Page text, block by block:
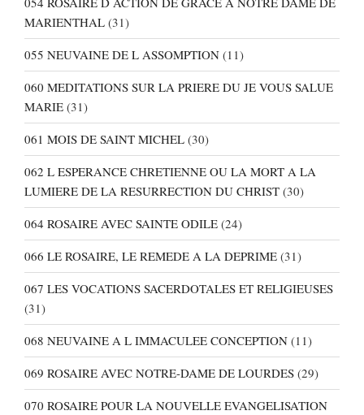
MARIENTHAL (31)
055 NEUVAINE DE L ASSOMPTION (11)
060 MEDITATIONS SUR LA PRIERE DU JE VOUS SALUE
MARIE (31)
061 MOIS DE SAINT MICHEL (30)
062 L ESPERANCE CHRETIENNE OU LA MORT A LA
LUMIERE DE LA RESURRECTION DU CHRIST (30)
064 ROSAIRE AVEC SAINTE ODILE (24)
066 LE ROSAIRE, LE REMEDE A LA DEPRIME (31)
067 LES VOCATIONS SACERDOTALES ET RELIGIEUSES
(31)
068 NEUVAINE A L IMMACULEE CONCEPTION (11)
069 ROSAIRE AVEC NOTRE-DAME DE LOURDES (29)
070 ROSAIRE POUR LA NOUVELLE EVANGELISATION